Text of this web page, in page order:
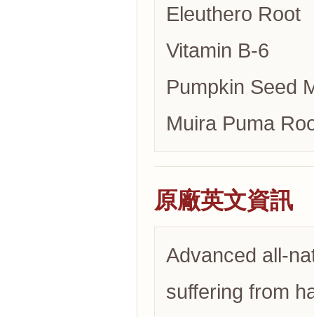
Eleuthero Root
Vitamin B-6
Pumpkin Seed
Muira Puma
原廠英文資訊
Advanced all-
suffering from